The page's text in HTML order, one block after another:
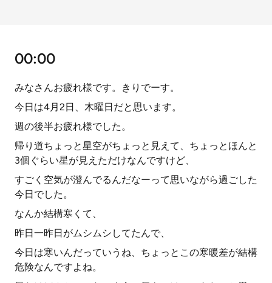
00:00
みなさんお疲れ様です。きりでーす。
今日は4月2日、木曜日だと思います。
週の後半お疲れ様でした。
帰り道ちょっと星空がちょっと見えて、ちょっとほんと
3個ぐらい星が見えただけなんですけど、
すごく空気が澄んでるんだなーって思いながら過ごした
今日でした。
なんか結構寒くて、
昨日一昨日がムシムシしてたんで、
今日は寒いんだっていうね、ちょっとこの寒暖差が結構
危険なんですよね。